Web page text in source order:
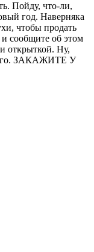
Пойду, что-ли,
год. Наверняка
чтобы продать
сообщите об этом
открыткой. Ну,
ЗАКАЖИТЕ У